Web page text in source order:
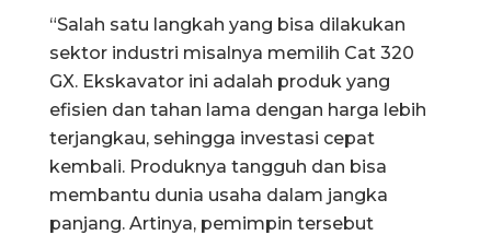
“Salah satu langkah yang bisa dilakukan
sektor industri misalnya memilih Cat 320
GX. Ekskavator ini adalah produk yang
efisien dan tahan lama dengan harga lebih
terjangkau, sehingga investasi cepat
kembali. Produknya tangguh dan bisa
membantu dunia usaha dalam jangka
panjang. Artinya, pemimpin tersebut